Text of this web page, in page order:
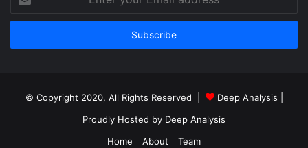
your
Email
© Copyright 2020, All Rights Reserved | Deep Analysis
Proudly Hosted by Deep Analysis
Home
About Team